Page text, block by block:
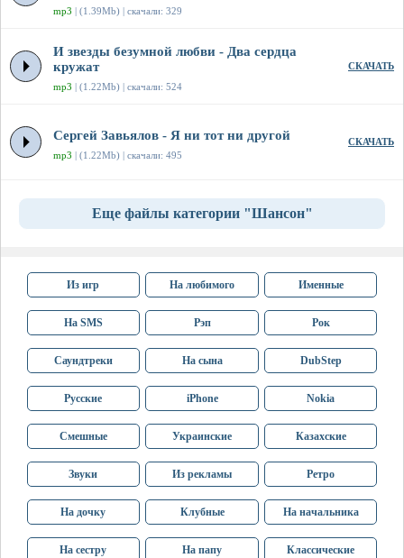
mp3 | (1.39Mb) | скачали: 329
И звезды безумной любви - Два сердца
кружат
mp3 | (1.22Mb) | скачали: 524
СКАЧАТЬ
Сергей Завьялов - Я ни тот ни другой
mp3 | (1.22Mb) | скачали: 495
СКАЧАТЬ
Еще файлы категории "Шансон"
Из игр На любимого Именные
На SMS Рэп Рок
Саундтреки На сына DubStep
Русские iPhone Nokia
Смешные Украинские Казахские
Звуки Из рекламы Ретро
На дочку Клубные На начальника
На сестру На папу Классические